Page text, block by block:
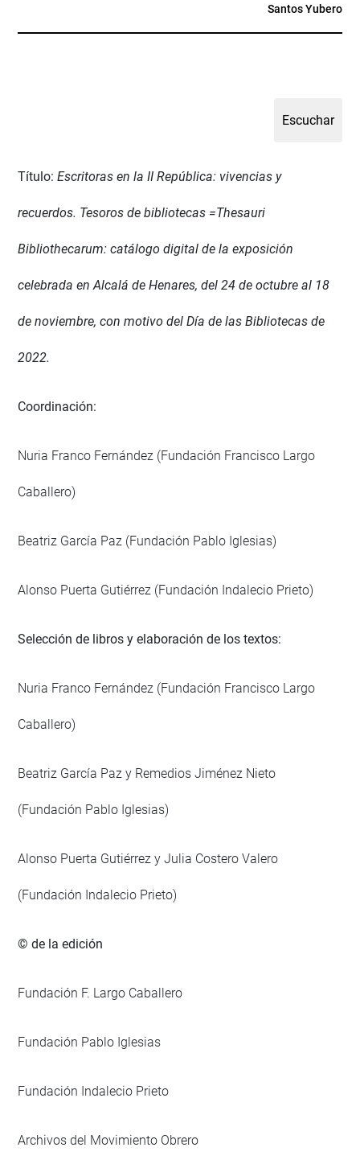
Santos Yubero
Título: Escritoras en la II República: vivencias y
recuerdos. Tesoros de bibliotecas =Thesauri
Bibliothecarum: catálogo digital de la exposición
celebrada en Alcalá de Henares, del 24 de octubre al 18
de noviembre, con motivo del Día de las Bibliotecas de
2022.
Coordinación:
Nuria Franco Fernández (Fundación Francisco Largo
Caballero)
Beatriz García Paz (Fundación Pablo Iglesias)
Alonso Puerta Gutiérrez (Fundación Indalecio Prieto)
Selección de libros y elaboración de los textos:
Nuria Franco Fernández (Fundación Francisco Largo
Caballero)
Beatriz García Paz y Remedios Jiménez Nieto
(Fundación Pablo Iglesias)
Alonso Puerta Gutiérrez y Julia Costero Valero
(Fundación Indalecio Prieto)
© de la edición
Fundación F. Largo Caballero
Fundación Pablo Iglesias
Fundación Indalecio Prieto
Archivos del Movimiento Obrero